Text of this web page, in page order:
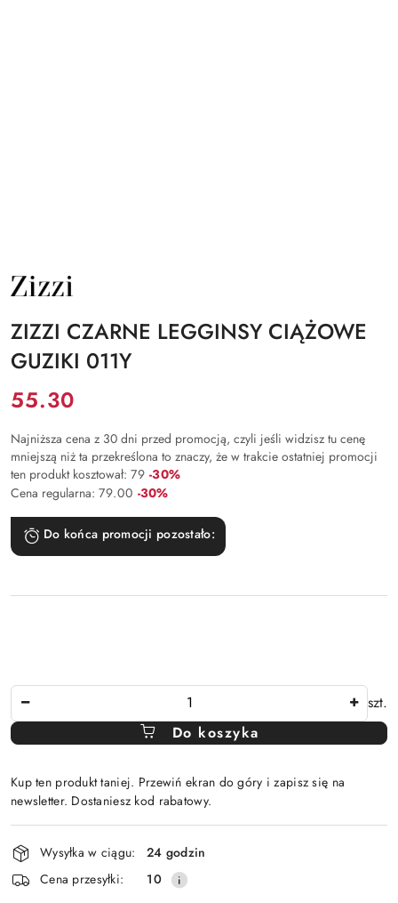
NAZWA
PRODUCENTA:
ZIZZI CZARNE LEGGINSY CIĄŻOWE
GUZIKI 011Y
Cena:
55.30
Najniższa cena z 30 dni przed promocją, czyli jeśli widzisz tu cenę
mniejszą niż ta przekreślona to znaczy, że w trakcie ostatniej promocji
ten produkt kosztował: 79 Rabat:
-30%
Cena regularna: 79.00 Rabat:
-30%
Do końca promocji pozostało:
szt.
Do koszyka
Kup ten produkt taniej. Przewiń ekran do góry i zapisz się na
newsletter. Dostaniesz kod rabatowy.
Dostępność
i
dostawa
Wysyłka w ciągu:
24 godzin
Cena przesyłki:
10